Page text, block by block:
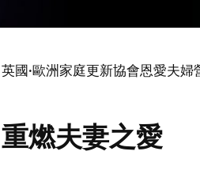
英國·歐洲家庭更新協會恩愛夫婦
重燃夫妻之愛